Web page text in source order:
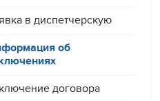
в диспетчерскую
об
договора